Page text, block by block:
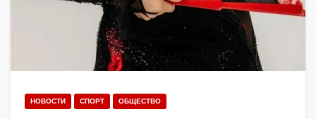
НОВОСТИ СПОРТ ОБЩЕСТВО